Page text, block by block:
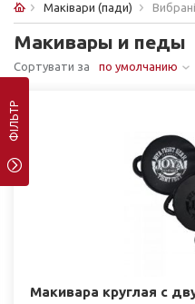
Маківари (пади)
Макивары и педы
Сортувати за по умолчанию
ФІЛЬТР
Макивара круглая с